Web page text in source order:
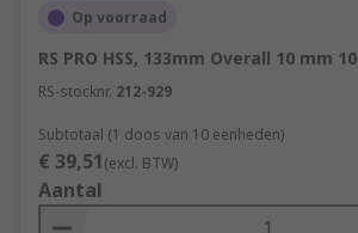
Op voorraad
RS PRO HSS, 133mm Overall 10 mm 10
RS-stocknr. 212-929
Subtotaal (1 doos van 10 eenheden)
€ 39,51(excl. BTW)
Aantal